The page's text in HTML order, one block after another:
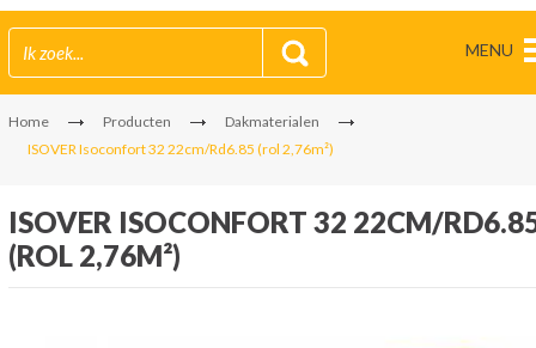
MENU
Home Producten
Dakmaterialen
ISOVER Isoconfort 32 22cm/Rd6.85 (rol 2,76m²)
ISOVER ISOCONFORT 32 22CM/
(ROL 2,76M²)